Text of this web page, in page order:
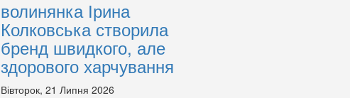
волинянка Ірина
Колковська створила
бренд швидкого, але
здорового харчування
Вівторок, 21 Липня 2026